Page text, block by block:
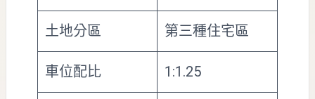
土地分區 第三種住宅區
車位配比 1:1.25